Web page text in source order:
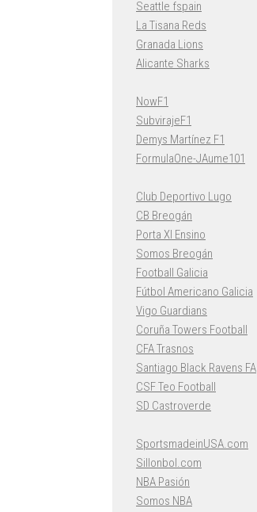
Seattle fspain
La Tisana Reds
Granada Lions
Alicante Sharks
NowF1
SubvirajeF1
Demys Martínez F1
FormulaOne-JAume101
Club Deportivo Lugo
CB Breogán
Porta XI Ensino
Somos Breogán
Football Galicia
Fútbol Americano Galicia
Vigo Guardians
Coruña Towers Football
CFA Trasnos
Santiago Black Ravens FA
CSF Teo Football
SD Castroverde
SportsmadeinUSA.com
Sillonbol.com
NBA Pasión
Somos NBA